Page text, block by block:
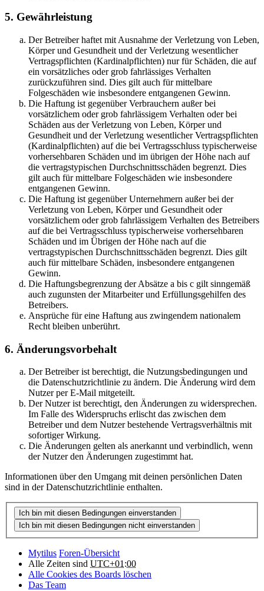
5. Gewährleistung
Der Betreiber haftet mit Ausnahme der Verletzung von Leben,
Körper und Gesundheit und der Verletzung wesentlicher
Vertragspflichten (Kardinalpflichten) nur für Schäden, die auf
ein vorsätzliches oder grob fahrlässiges Verhalten
zurückzuführen sind. Dies gilt auch für mittelbare
Folgeschäden wie insbesondere entgangenen Gewinn.
Die Haftung ist gegenüber Verbrauchern außer bei
vorsätzlichem oder grob fahrlässigem Verhalten oder bei
Schäden aus der Verletzung von Leben, Körper und
Gesundheit und der Verletzung wesentlicher Vertragspflichten
(Kardinalpflichten) auf die bei Vertragsschluss typischerweise
vorhersehbaren Schäden und im übrigen der Höhe nach auf
die vertragstypischen Durchschnittsschäden begrenzt. Dies
gilt auch für mittelbare Folgeschäden wie insbesondere
entgangenen Gewinn.
Die Haftung ist gegenüber Unternehmern außer bei der
Verletzung von Leben, Körper und Gesundheit oder
vorsätzlichem oder grob fahrlässigem Verhalten des Betreibers
auf die bei Vertragsschluss typischerweise vorhersehbaren
Schäden und im Übrigen der Höhe nach auf die
vertragstypischen Durchschnittsschäden begrenzt. Dies gilt
auch für mittelbare Schäden, insbesondere entgangenen
Gewinn.
Die Haftungsbegrenzung der Absätze a bis c gilt sinngemäß
auch zugunsten der Mitarbeiter und Erfüllungsgehilfen des
Betreibers.
Ansprüche für eine Haftung aus zwingendem nationalem
Recht bleiben unberührt.
6. Änderungsvorbehalt
Der Betreiber ist berechtigt, die Nutzungsbedingungen und
die Datenschutzrichtlinie zu ändern. Die Änderung wird dem
Nutzer per E-Mail mitgeteilt.
Der Nutzer ist berechtigt, den Änderungen zu widersprechen.
Im Falle des Widerspruchs erlischt das zwischen dem
Betreiber und dem Nutzer bestehende Vertragsverhältnis mit
sofortiger Wirkung.
Die Änderungen gelten als anerkannt und verbindlich, wenn
der Nutzer den Änderungen zugestimmt hat.
Informationen über den Umgang mit deinen persönlichen Daten
sind in der Datenschutzrichtlinie enthalten.
Mytilus Foren-Übersicht
Alle Zeiten sind UTC+01:00
Alle Cookies des Boards löschen
Das Team